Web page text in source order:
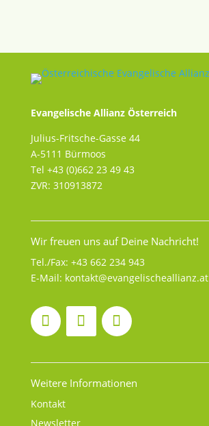
Evangelische Allianz Österreich
Julius-Fritsche-Gasse 44
A-5111 Bürmoos
Tel +43 (0)662 23 49 43
ZVR: 310913872
Wir freuen uns auf Deine Nachricht!
Tel./Fax: +43 662 234 943
E-Mail: kontakt@evangelischeallianz.at
Weitere Informationen
Kontakt
Newsletter